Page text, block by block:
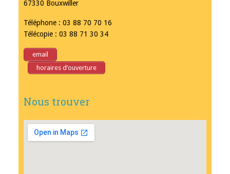
67330 Bouxwiller
Téléphone : 03 88 70 70 16
Télécopie : 03 88 71 30 34
email
horaires d’ouverture
Nous trouver